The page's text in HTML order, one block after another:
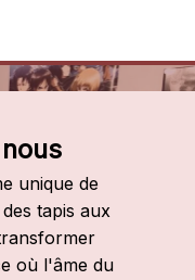
unique de
tapis aux
où l'âme du